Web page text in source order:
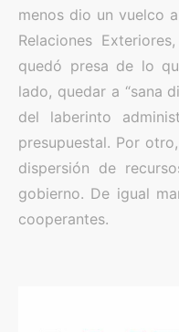
menos dio un vuelco
Relaciones
quedó presa de lo
lado, quedar a “sana
del laberinto
presupuestal. Por
dispersión de
gobierno. De igual
cooperantes.